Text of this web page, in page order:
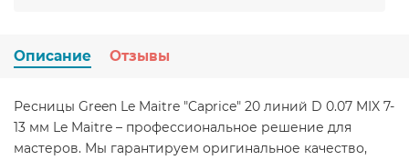
Описание Отзывы
Ресницы Green Le Maitre "Caprice" 20 линий D 0.07 MIX 7-
13 мм Le Maitre – профессиональное решение для
мастеров. Мы гарантируем оригинальное качество,